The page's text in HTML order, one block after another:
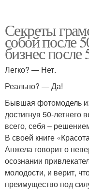
Секреты
собой после
бизнес
Легко? — Нет.
Реально? — Да!
Бывшая фотомодель
достигнув 50-летнего
всего, себя –
В своей книге
Анжела говорит о
осознании
молодости, и верит,
преимущество под